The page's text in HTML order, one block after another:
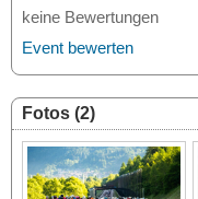
keine Bewertungen
Event bewerten
Fotos (2)